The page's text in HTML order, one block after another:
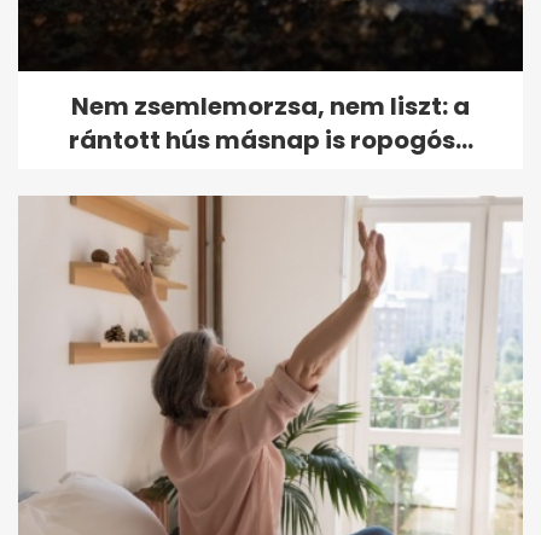
Nem zsemlemorzsa, nem liszt: a
rántott hús másnap is ropogós...